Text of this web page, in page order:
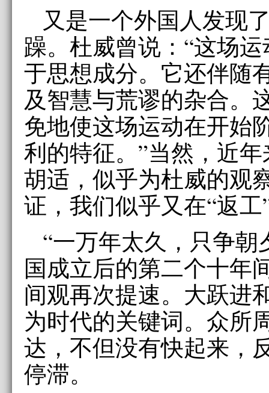
又是一个外国人发现
躁。杜威曾说：“这场
于思想成分。它还伴随
及智慧与荒谬的杂合。
免地使这场运动在开始
利的特征。”当然，近
胡适，似乎为杜威的观
证，我们似乎又在“返工
“一万年太久，只争朝
国成立后的第二个十年
间观再次提速。大跃进
为时代的关键词。众所
达，不但没有快起来，
停滞。